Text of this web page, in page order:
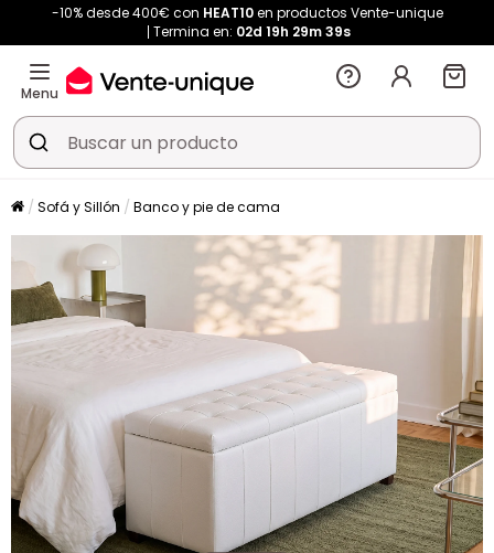
-10% desde 400€ con HEAT10en productos Vente-unique
Termina en: 02d 19h 29m37s
Menu
Sofá y Sillón Banco y pie de cama